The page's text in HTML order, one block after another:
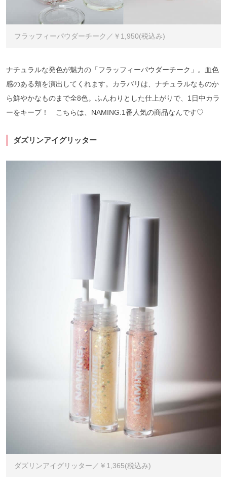
フラッフィーパウダーチーク／￥1,950(税込み)
ナチュラルな発色が魅力の「フラッフィーパウダーチーク」。血色
感のある頬を演出してくれます。カラバリは、ナチュラルなものか
ら鮮やかなものまで全8色。ふんわりとした仕上がりで、1日中カラ
ーをキープ！ こちらは、NAMING.1番人気の商品なんです♡
ダズリンアイグリッター
ダズリンアイグリッター／￥1,365(税込み)